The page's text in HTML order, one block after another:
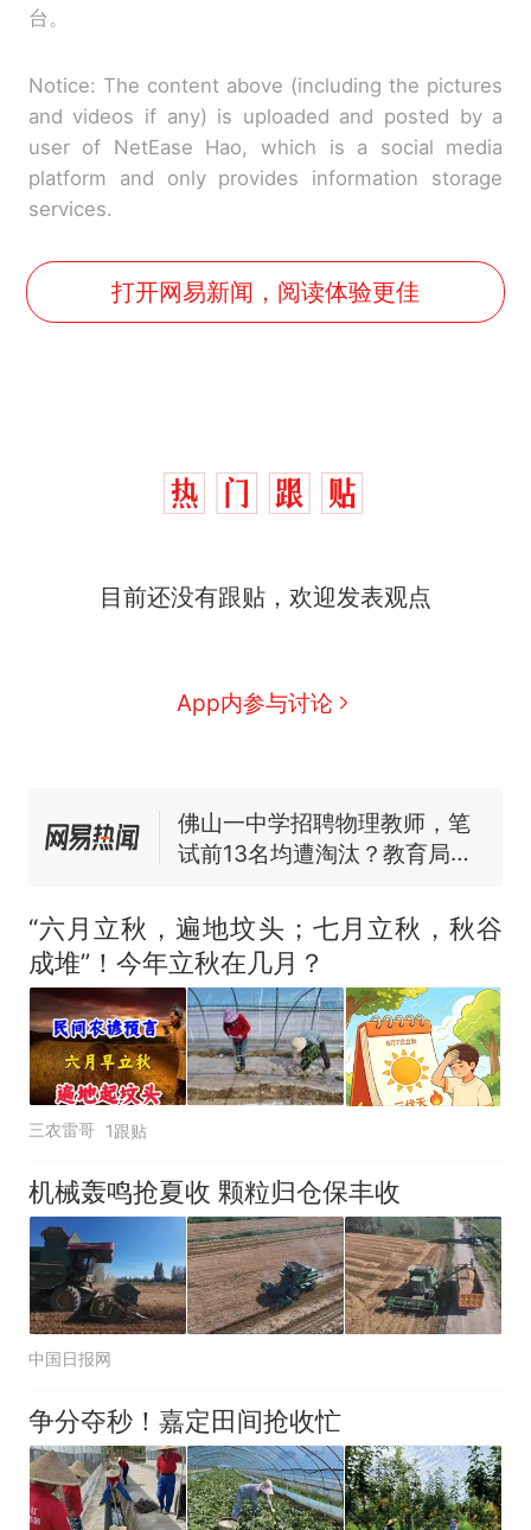
台。
Notice: The content above (including the pictures
and videos if any) is uploaded and posted by a
user of NetEase Hao, which is a social media
platform and only provides information storage
services.
打开网易新闻，阅读体验更佳
目前还没有跟贴，欢迎发表观点
App内参与讨论
人生
新 搬家报价570元，搬到楼下
交5060元才肯搬上楼！女子傻
协会回应
佛山一中学招聘物理教师，笔
试前13名均遭淘汰？教育局：
核查
官方通报
空调24小时开着反而更省电？
电力部门回应
热 那个在床头放菜刀的女孩，
因老师一句“跟我回家”改写了
人生
“六月立秋，遍地坟头；七月立秋，秋谷
成堆”！今年立秋在几月？
三农雷哥 1跟贴
机械轰鸣抢夏收 颗粒归仓保丰收
中国日报网
争分夺秒！嘉定田间抢收忙